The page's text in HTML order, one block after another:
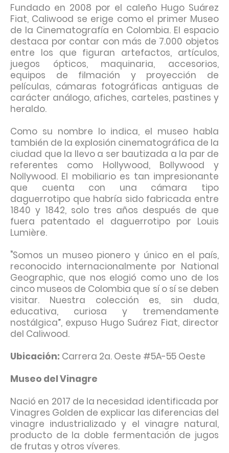
Fundado en 2008 por el caleño Hugo Suárez
Fiat, Caliwood se erige como el primer Museo
de la Cinematografía en Colombia. El espacio
destaca por contar con más de 7.000 objetos
entre los que figuran artefactos, artículos,
juegos ópticos, maquinaria, accesorios,
equipos de filmación y proyección de
películas, cámaras fotográficas antiguas de
carácter análogo, afiches, carteles, pastines y
heraldo.
Como su nombre lo indica, el museo habla
también de la explosión cinematográfica de la
ciudad que la llevo a ser bautizada a la par de
referentes como Hollywood, Bollywood y
Nollywood. El mobiliario es tan impresionante
que cuenta con una cámara tipo
daguerrotipo que habría sido fabricada entre
1840 y 1842, solo tres años después de que
fuera patentado el daguerrotipo por Louis
Lumière.
"Somos un museo pionero y único en el país,
reconocido internacionalmente por National
Geographic, que nos elogió como uno de los
cinco museos de Colombia que sí o sí se deben
visitar. Nuestra colección es, sin duda,
educativa, curiosa y tremendamente
nostálgica”, expuso Hugo Suárez Fiat, director
del Caliwood.
Ubicación: Carrera 2a. Oeste #5A-55 Oeste
Museo del Vinagre
Nació en 2017 de la necesidad identificada por
Vinagres Golden de explicar las diferencias del
vinagre industrializado y el vinagre natural,
producto de la doble fermentación de jugos
de frutas y otros víveres.